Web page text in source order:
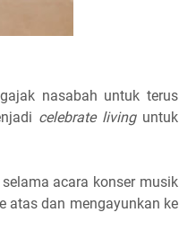
nasabah untuk terus
celebrate livinguntuk
acara konser musik
atas dan mengayunkan ke